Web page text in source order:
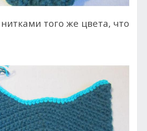
того же цвета, что